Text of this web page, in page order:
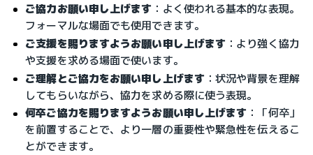
ご協力お願い申し上げます ：よく使われる基本的な表現。
フォーマルな場面でも使用できます。
ご支援を賜りますようお願い申し上げます ：より強く協力
や支援を求める場面で使います。
ご理解とご協力をお願い申し上げます ：状況や背景を理解
してもらいながら、協力を求める際に使う表現。
何卒ご協力を賜りますようお願い申し上げます ：「何卒」
を前置することで、より一層の重要性や緊急性を伝えるこ
とができます。